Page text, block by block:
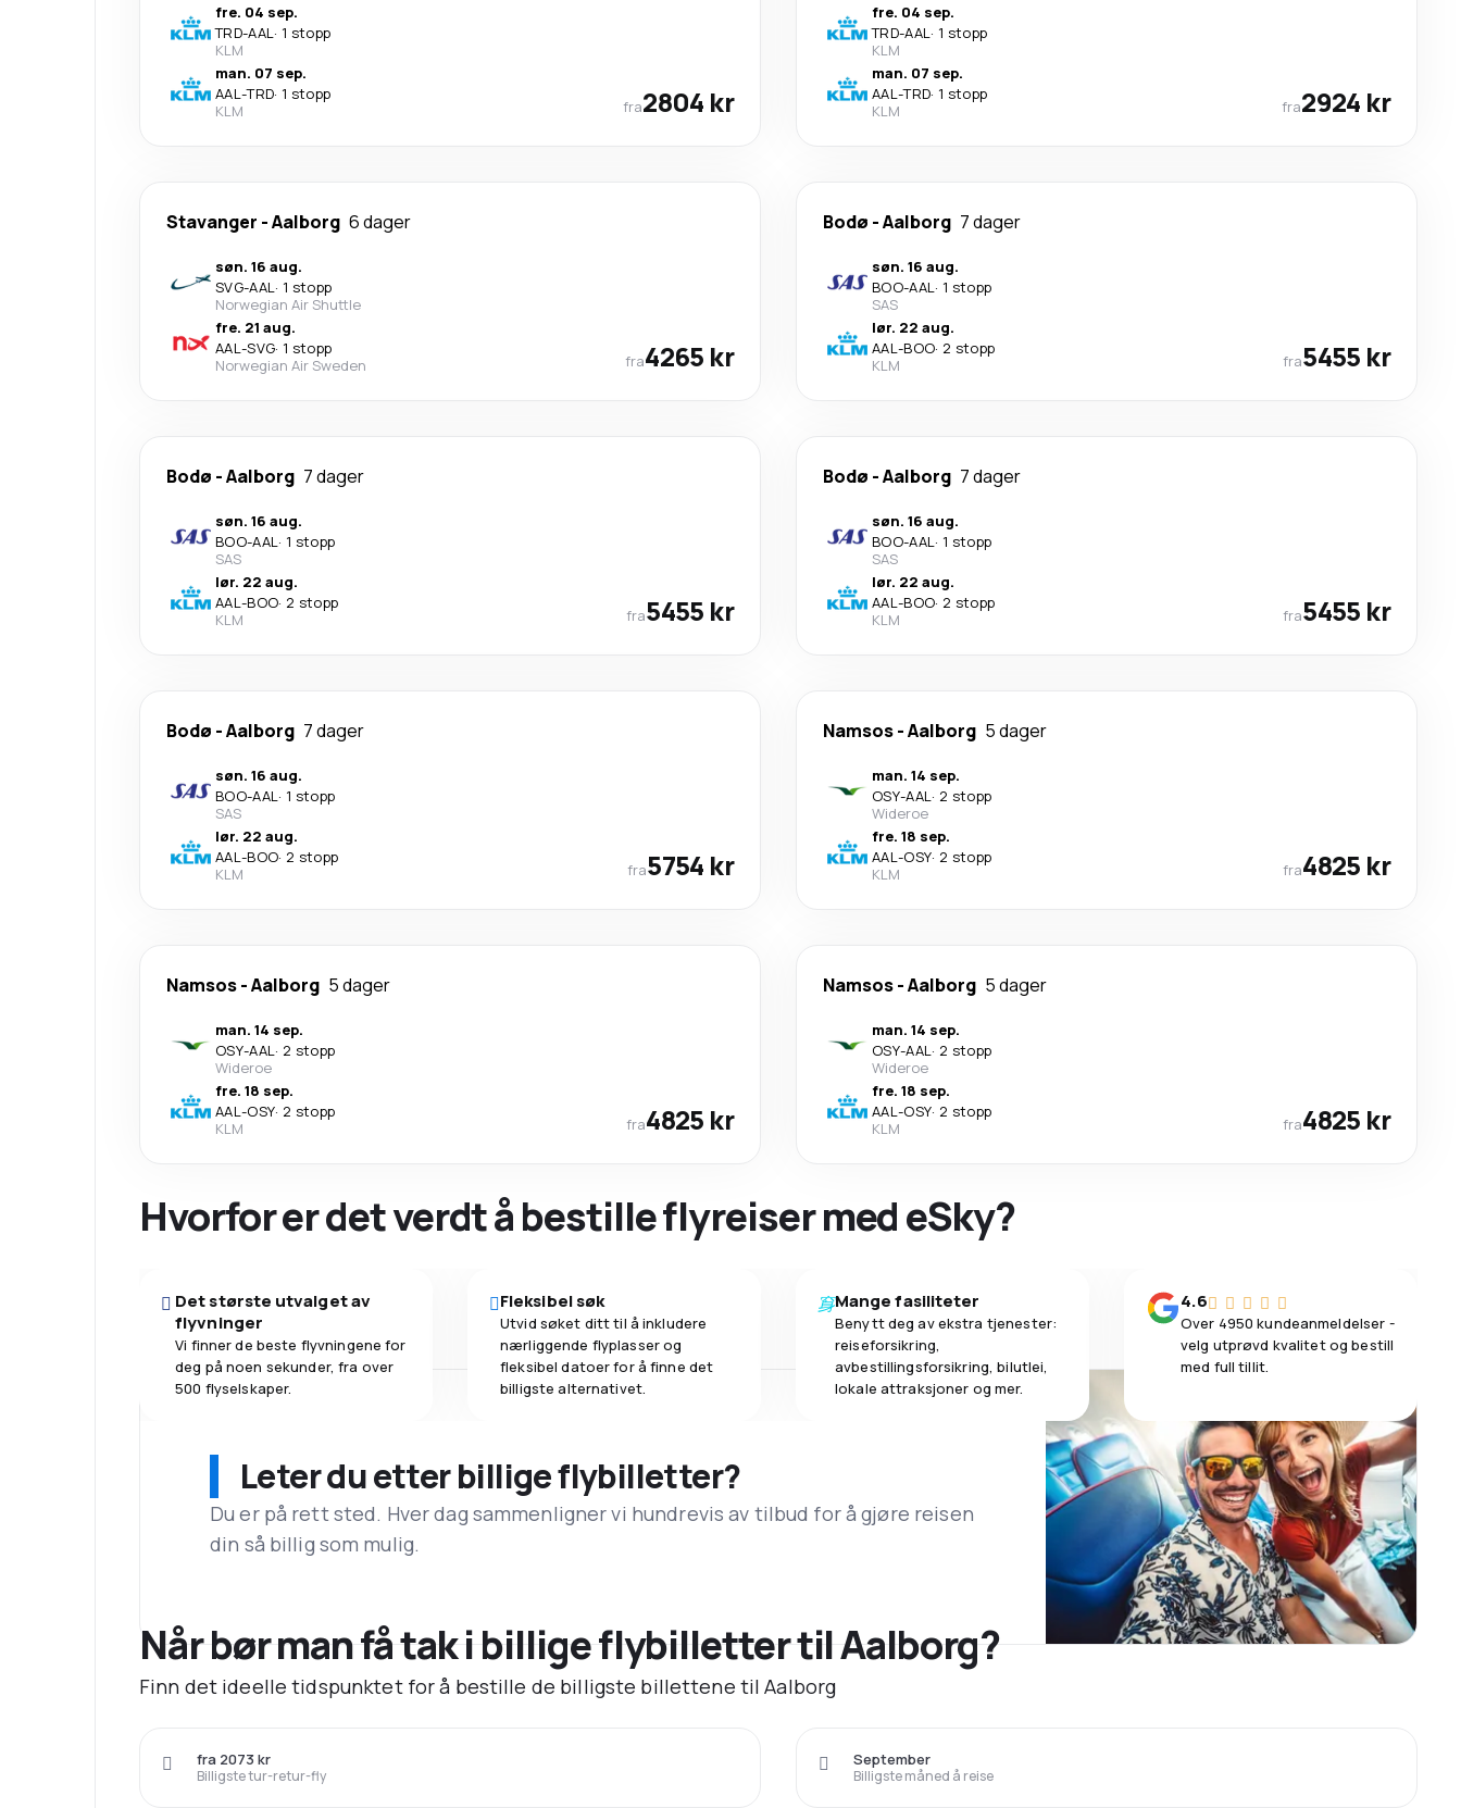
fre. 04 sep.
TRD-AAL· 1 stopp
KLM
man. 07 sep.
AAL-TRD· 1 stopp
KLM
fra2804 kr
fre. 04 sep.
TRD-AAL· 1 stopp
KLM
man. 07 sep.
AAL-TRD· 1 stopp
KLM
fra2924 kr
Stavanger -Aalborg 6 dager
søn. 16 aug.
SVG-AAL· 1 stopp
Norwegian Air Shuttle
fre. 21 aug.
AAL-SVG· 1 stopp
Norwegian Air Sweden
fra4265 kr
Bodø -Aalborg 7 dager
søn. 16 aug.
BOO-AAL· 1 stopp
SAS
lør. 22 aug.
AAL-BOO· 2 stopp
KLM
fra5455 kr
Bodø -Aalborg 7 dager
søn. 16 aug.
BOO-AAL· 1 stopp
SAS
lør. 22 aug.
AAL-BOO· 2 stopp
KLM
fra5455 kr
Bodø -Aalborg 7 dager
søn. 16 aug.
BOO-AAL· 1 stopp
SAS
lør. 22 aug.
AAL-BOO· 2 stopp
KLM
fra5455 kr
Bodø -Aalborg 7 dager
søn. 16 aug.
BOO-AAL· 1 stopp
SAS
lør. 22 aug.
AAL-BOO· 2 stopp
KLM
fra5754 kr
Namsos-Aalborg 5 dager
man. 14 sep.
OSY-AAL· 2 stopp
Wideroe
fre. 18 sep.
AAL-OSY· 2 stopp
KLM
fra4825 kr
Namsos-Aalborg 5 dager
man. 14 sep.
OSY-AAL· 2 stopp
Wideroe
fre. 18 sep.
AAL-OSY· 2 stopp
KLM
fra4825 kr
Namsos-Aalborg 5 dager
man. 14 sep.
OSY-AAL· 2 stopp
Wideroe
fre. 18 sep.
AAL-OSY· 2 stopp
KLM
fra4825 kr
Hvorfor er det verdt å bestille flyreiser med eSky?
Det største utvalget av
flyvninger
Vi finner de beste flyvningene for
deg på noen sekunder, fra over
500 flyselskaper.
Fleksibel søk
Utvid søket ditt til å inkludere
nærliggende flyplasser og
fleksibel datoer for å finne det
billigste alternativet.
Mange fasiliteter
Benytt deg av ekstra tjenester:
reiseforsikring,
avbestillingsforsikring, bilutlei,
lokale attraksjoner og mer.
4.6
Over 4950 kundeanmeldelser -
velg utprøvd kvalitet og bestill
med full tillit.
Leter du etter billige flybilletter?
Du er på rett sted. Hver dag sammenligner vi hundrevis av tilbud for å gjøre reisen
din så billig som mulig.
Når bør man få tak i billige flybilletter til Aalborg?
Finn det ideelle tidspunktet for å bestille de billigste billettene til Aalborg
Billigste tur-retur-fly
fra 2073 kr
Billigste måned å reise
September